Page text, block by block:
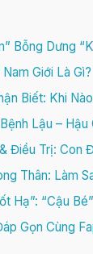
Bỗng Dưng
Nam Giới Là
Biết: Khi
Lậu – Hậu
Điều Trị: Con
Thân: Làm
Hạ”: “Cậu
Gọn Cùng